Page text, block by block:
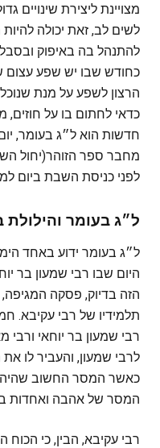
מצויינת ליצירת שינויים
לשים לב, זאת יכולה
להתנהל בה באיפוק
כחודש שבו יש שפע עצום
הרצון לשפע על מנת
כדאי לחתום בו על חוזים,
חדשות הוא ל״ג בעומר,
לפני כניסת השבת ביום
ל״ג בעומר והילולת
ל״ג בעומר ידוע באחד
היום שבו רבי שמעון בר
תלמידיו של רבי עקיבא.
רבי שמעון בר יוחאי
לרבי שמעון, והעביר לו
כאשר המסר החשוב שהיה
המסר של אהבה ואחדות
רבי עקיבא, הבין, כי הכוח